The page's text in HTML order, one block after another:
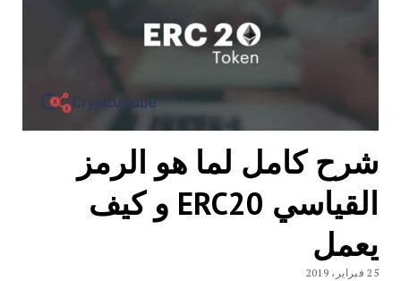
شرح كامل لما هو الرمز
القياسي ERC20 و كيف
يعمل
25 فبراير، 2019